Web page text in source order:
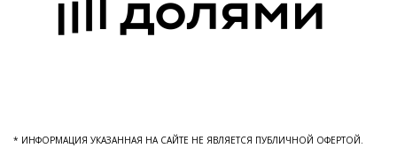
* ИНФОРМАЦИЯ УКАЗАННАЯ НА САЙТЕ НЕ ЯВЛЯЕТСЯ ПУБЛИЧНОЙ ОФЕРТОЙ.